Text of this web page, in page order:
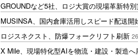
GROUNDなど5社、ロジ大賞の現場革新特
MUSINSA、国内倉庫活用しスピード配送開
ロジスネクスト、防爆フォークリフト刷新
X Mile、現場特化型AIを物流・建設・製造へ